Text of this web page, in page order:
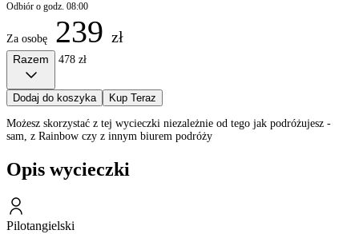
Odbiór o godz. 08:00
Za osobę 239 zł
Razem 478 zł
Dodaj do koszyka Kup Teraz
Możesz skorzystać z tej wycieczki niezależnie od tego jak podróżujesz -
sam, z Rainbow czy z innym biurem podróży
Opis wycieczki
Pilotangielski